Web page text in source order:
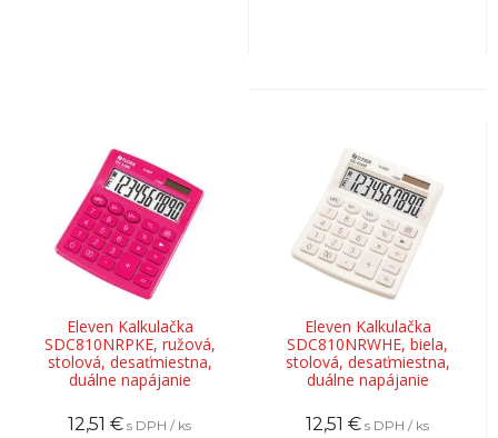
Eleven Kalkulačka
SDC810NRPKE, ružová,
stolová, desaťmiestna,
duálne napájanie
12,51 € s DPH / ks
Eleven Kalkulačka
SDC810NRWHE, biela,
stolová, desaťmiestna,
duálne napájanie
12,51 € s DPH / ks